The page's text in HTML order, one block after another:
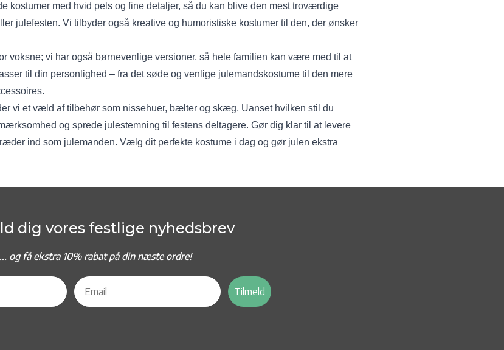
kostumer med hvid pels og fine detaljer, så du kan blive den mest troværdige
julefesten. Vi tilbyder også kreative og humoristiske kostumer til den, der ønsker
voksne; vi har også børnevenlige versioner, så hele familien kan være med til at
til din personlighed – fra det søde og venlige julemandskostume til den mere
vi et væld af tilbehør som nissehuer, bælter og skæg. Uanset hvilken stil du
og sprede julestemning til festens deltagere. Gør dig klar til at levere
ind som julemanden. Vælg dit perfekte kostume i dag og gør julen ekstra
dig vores festlige nyhedsbrev
... og få ekstra 10% rabat på din næste ordre!
Tilmeld